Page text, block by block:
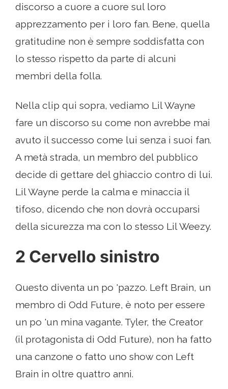
discorso a cuore a cuore sul loro
apprezzamento per i loro fan. Bene, quella
gratitudine non è sempre soddisfatta con
lo stesso rispetto da parte di alcuni
membri della folla.
Nella clip qui sopra, vediamo Lil Wayne
fare un discorso su come non avrebbe mai
avuto il successo come lui senza i suoi fan.
A metà strada, un membro del pubblico
decide di gettare del ghiaccio contro di lui.
Lil Wayne perde la calma e minaccia il
tifoso, dicendo che non dovrà occuparsi
della sicurezza ma con lo stesso Lil Weezy.
2 Cervello sinistro
Questo diventa un po 'pazzo. Left Brain, un
membro di Odd Future, è noto per essere
un po 'un mina vagante. Tyler, the Creator
(il protagonista di Odd Future), non ha fatto
una canzone o fatto uno show con Left
Brain in oltre quattro anni.